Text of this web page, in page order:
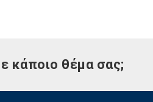
κάποιο θέμα σας;